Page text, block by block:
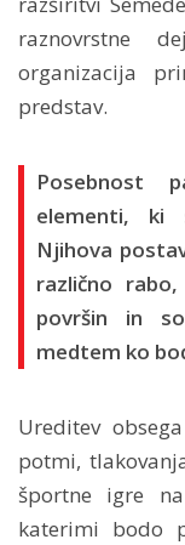
raznovrstne
organizacija
predstav.
Posebnost
elementi, ki
Njihova
različno
površin in
medtem ko
Ureditev
potmi,
športne igre
katerimi bodo